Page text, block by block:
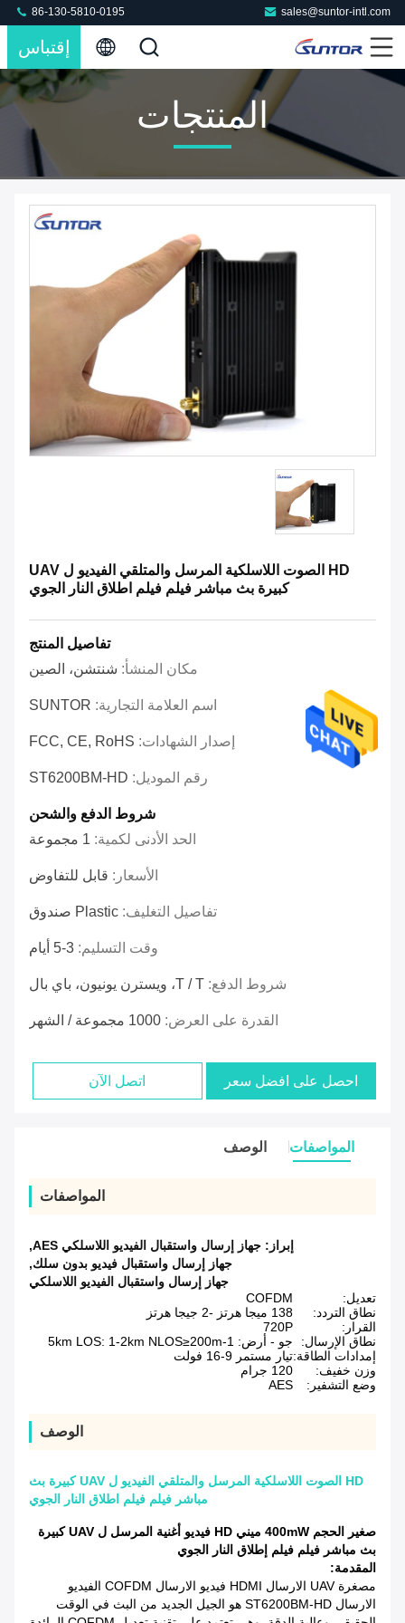
sales@suntor-intl.com
86-130-5810-0195
إقتباس
المنتجات
HD الصوت اللاسلكية المرسل والمتلقي الفيديو ل UAV
كبيرة بث مباشر فيلم فيلم اطلاق النار الجوي
تفاصيل المنتج
مكان المنشأ: شنتشن، الصين
اسم العلامة التجارية: SUNTOR
إصدار الشهادات: FCC, CE, RoHS
رقم الموديل: ST6200BM-HD
شروط الدفع والشحن
الحد الأدنى لكمية: 1 مجموعة
الأسعار: قابل للتفاوض
تفاصيل التغليف: Plastic صندوق
وقت التسليم: 3-5 أيام
شروط الدفع: T / T، ويسترن يونيون، باي بال
القدرة على العرض: 1000 مجموعة / الشهر
احصل على افضل سعر اتصل الآن
المواصفات الوصف
المواصفات
إبراز: جهاز إرسال واستقبال الفيديو اللاسلكي AES
,
جهاز إرسال واستقبال فيديو بدون سلك,
جهاز إرسال واستقبال الفيديو اللاسلكي
تعديل:
COFDM
نطاق التردد:
138 ميجا هرتز -2 جيجا هرتز
القرار:
720P
نطاق الإرسال:
جو - أرض: 1-5km LOS: 1-2km NLOS≥200m
إمدادات الطاقة:تيار مستمر 9-16 فولت
وزن خفيف:
120 جرام
وضع التشفير:
AES
الوصف
HD الصوت اللاسلكية المرسل والمتلقي الفيديو ل UAV كبيرة بث
مباشر فيلم فيلم اطلاق النار الجوي
صغير الحجم 400mW ميني HD فيديو أغنية المرسل ل UAV كبيرة
بث مباشر فيلم فيلم إطلاق النار الجوي
المقدمة:
مصغرة UAV الارسال HDMI فيديو الارسال COFDM الفيديو
الارسال ST6200BM-HD هو الجيل الجديد من البث في الوقت